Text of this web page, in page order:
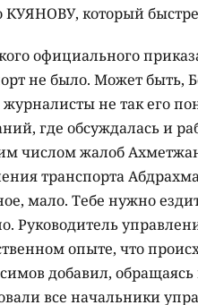
КУЯНОВУ, который
официального
не было. Может быть,
не так его
где обсуждалась и
числом жалоб
транспорта
мало. Тебе нужно
Руководитель
опыте, что
добавил,
все начальники